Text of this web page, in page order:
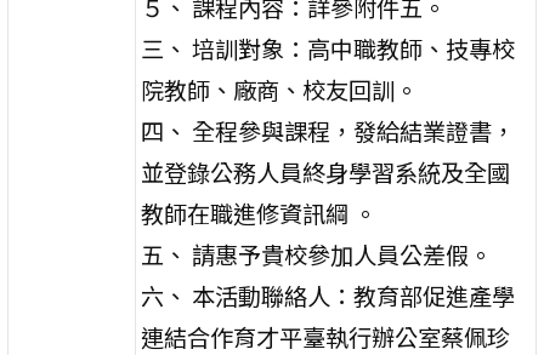
５、 課程內容：詳參附件五。
三、 培訓對象：高中職教師、技專校
院教師、廠商、校友回訓。
四、 全程參與課程，發給結業證書，
並登錄公務人員終身學習系統及全國
教師在職進修資訊綱 。
五、 請惠予貴校參加人員公差假。
六、 本活動聯絡人：教育部促進產學
連結合作育才平臺執行辦公室蔡佩珍